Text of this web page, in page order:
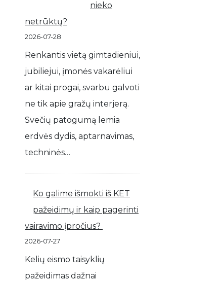
nieko
netrūktų?
2026-07-28
Renkantis vietą gimtadieniui,
jubiliejui, įmonės vakarėliui
ar kitai progai, svarbu galvoti
ne tik apie gražų interjerą.
Svečių patogumą lemia
erdvės dydis, aptarnavimas,
techninės…
Ko galime išmokti iš KET
pažeidimų ir kaip pagerinti
vairavimo įpročius?
2026-07-27
Kelių eismo taisyklių
pažeidimas dažnai